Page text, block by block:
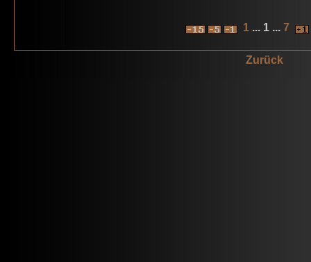
1 ... 1 ... 7
Zurück